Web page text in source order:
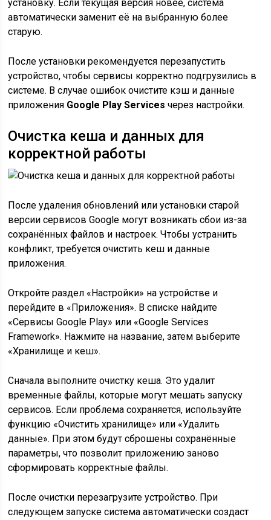
установку. Если текущая версия новее, система
автоматически заменит её на выбранную более
старую.
После установки рекомендуется перезапустить
устройство, чтобы сервисы корректно подгрузились в
системе. В случае ошибок очистите кэш и данные
приложения Google Play Services через настройки.
Очистка кеша и данных для
корректной работы
После удаления обновлений или установки старой
версии сервисов Google могут возникать сбои из-за
сохранённых файлов и настроек. Чтобы устранить
конфликт, требуется очистить кеш и данные
приложения.
Откройте раздел «Настройки» на устройстве и
перейдите в «Приложения». В списке найдите
«Сервисы Google Play» или «Google Services
Framework». Нажмите на название, затем выберите
«Хранилище и кеш».
Сначала выполните очистку кеша. Это удалит
временные файлы, которые могут мешать запуску
сервисов. Если проблема сохраняется, используйте
функцию «Очистить хранилище» или «Удалить
данные». При этом будут сброшены сохранённые
параметры, что позволит приложению заново
сформировать корректные файлы.
После очистки перезагрузите устройство. При
следующем запуске система автоматически создаст